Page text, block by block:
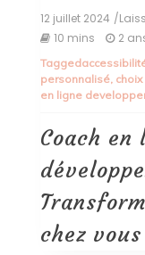
12 juillet 2024 /
10 mins 2
Tagged
personnalisé,
en ligne
Coach en
chez vous